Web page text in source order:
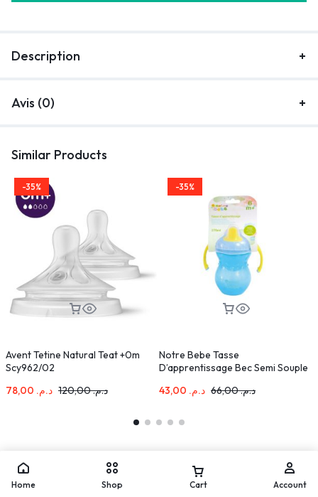
Description
Avis (0)
Similar Products
-35%
Avent Tetine Natural Teat +0m
Scy962/02
د.م.
د.م.120,00
-35%
Notre Bebe Tasse
D’apprentissage Bec Semi Souple
د.م. د.م.66,00
Home Shop Cart Account